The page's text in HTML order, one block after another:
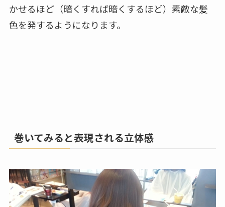
かせるほど（暗くすれば暗くするほど）素敵な髪
色を発するようになります。
巻いてみると表現される立体感